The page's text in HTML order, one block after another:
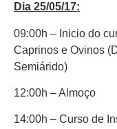
Dia 25/05/17:
09:00h – Inicio do
Caprinos e Ovinos
Semiárido)
12:00h – Almoço
14:00h – Curso de